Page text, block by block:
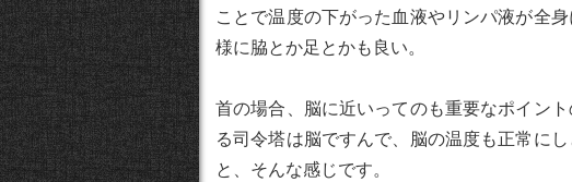
ことで温度の下がった血液やリンパ液が全
様に脇とか足とかも良い。
首の場合、脳に近いってのも重要なポイン
る司令塔は脳ですんで、脳の温度も正常に
と、そんな感じです。